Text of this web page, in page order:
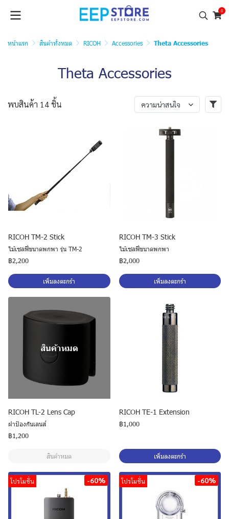
0
หน้าแรก สินค้าทั้งหมด RICOH Accessories Theta Accessories
Theta Accessories
พบสินค้า 14 ชิ้น ความน่าสนใจ
RICOH TM-2 Stick
ไม้เซลฟี่ขนาดพกพา รุ่น TM-2
฿2,200
เพิ่มลงตะกร้า
RICOH TM-3 Stick
ไม้เซลฟี่ขนาดพกพา
฿2,000
เพิ่มลงตะกร้า
สินค้าหมด
RICOH TL-2 Lens Cap
ฝาป้องกันเลนส์
฿1,200
สินค้าหมด
RICOH TE-1 Extension
฿1,000
เพิ่มลงตะกร้า
โปรโมชั่น -60% โปรโมชั่น -60%